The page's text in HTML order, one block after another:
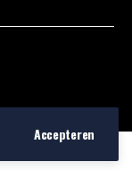
Accepteren